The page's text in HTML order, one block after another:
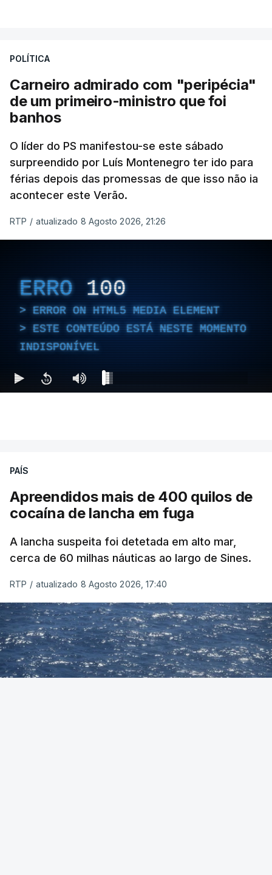
POLÍTICA
Carneiro admirado com "peripécia"
de um primeiro-ministro que foi
banhos
O líder do PS manifestou-se este sábado
surpreendido por Luís Montenegro ter ido para
férias depois das promessas de que isso não ia
acontecer este Verão.
RTP / atualizado 8 Agosto 2026, 21:26
ERRO 100
ERROR ON HTML5 MEDIA ELEMENT
ESTE CONTEÚDO ESTÁ NESTE MOMENTO
INDISPONÍVEL
PAÍS
Apreendidos mais de 400 quilos de
cocaína de lancha em fuga
A lancha suspeita foi detetada em alto mar,
cerca de 60 milhas náuticas ao largo de Sines.
RTP / atualizado 8 Agosto 2026, 17:40